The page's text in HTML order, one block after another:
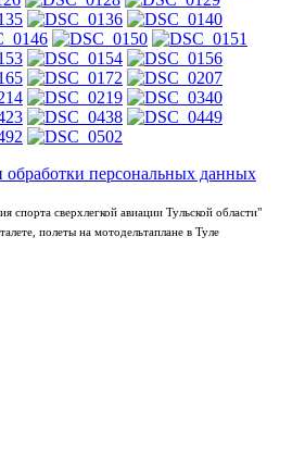
персональных данных
сверхлегкой авиации Тульской области"
полеты на мотодельтаплане в Туле